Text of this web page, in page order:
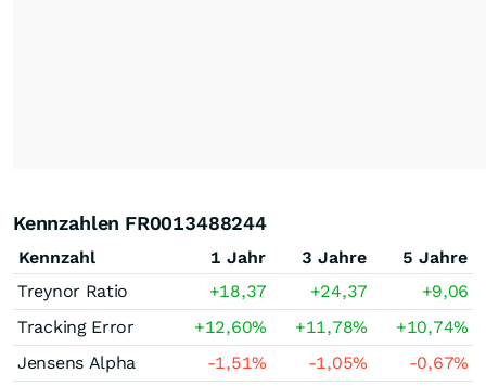
Kennzahlen FR0013488244
Kennzahl 1 Jahr 3 Jahre
5 Jahre
Treynor Ratio
+18,37 +24,37
+9,06
Tracking Error
+12,60% +11,78% +10,74%
Jensens Alpha
-1,51% -1,05% -0,67%